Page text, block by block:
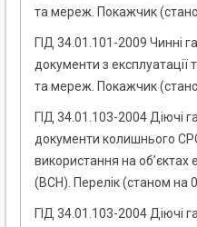
та мереж. Покажчик
ГІД 34.01.101-2009 Чинні
документи з експлуатації
та мереж. Покажчик
ГІД 34.01.103-2004 Діючі
документи колишнього
використання на об’єктах
(ВСН). Перелік (станом на
ГІД 34.01.103-2004 Діючі